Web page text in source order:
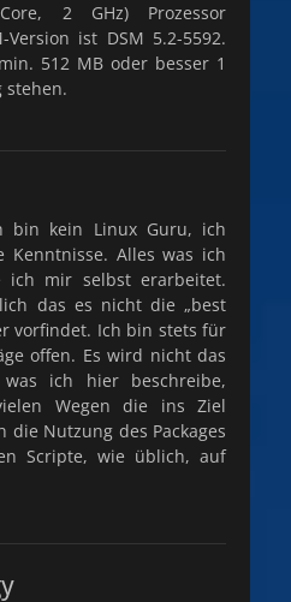
2 GHz) Prozessor
Version ist DSM 5.2-5592.
512 MB oder besser 1
stehen.
bin kein Linux Guru, ich
Alles was ich
ich mir selbst erarbeitet.
das es nicht die „best
vorfindet. Ich bin stets für
offen. Es wird nicht das
ich hier beschreibe,
Wegen die ins Ziel
Nutzung des Packages
Scripte, wie üblich, auf